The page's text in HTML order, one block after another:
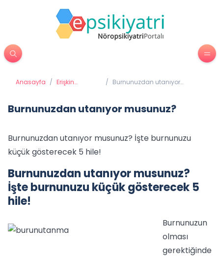
Anasayfa / Erişkin
/ Burnunuzdan utanıyor
Burnunuzdan utanıyor musunuz?
Burnunuzdan utanıyor musunuz? İşte burnunuzu
küçük gösterecek 5 hile!
Burnunuzdan utanıyor musunuz?
İşte burnunuzu küçük gösterecek 5
hile!
Burnunuzun
olması
gerektiğinde